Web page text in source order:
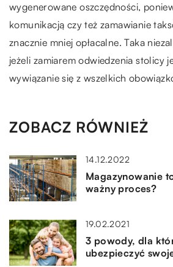
wygenerowane oszczędności,
komunikacją czy też zamawianie
znacznie mniej opłacalne. Taka
jeżeli zamiarem odwiedzenia stolicy
wywiązanie się z wszelkich
ZOBACZ RÓWNIEŻ
14.12.2022
Magazynowanie
ważny proces?
19.02.2021
3 powody, dla
ubezpieczyć